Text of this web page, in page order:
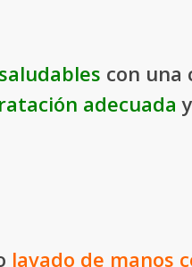
con una
adecuada
lavado de manos